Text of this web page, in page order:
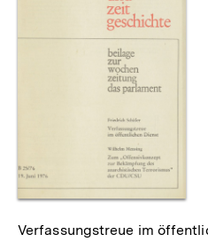
Verfassungstreue im